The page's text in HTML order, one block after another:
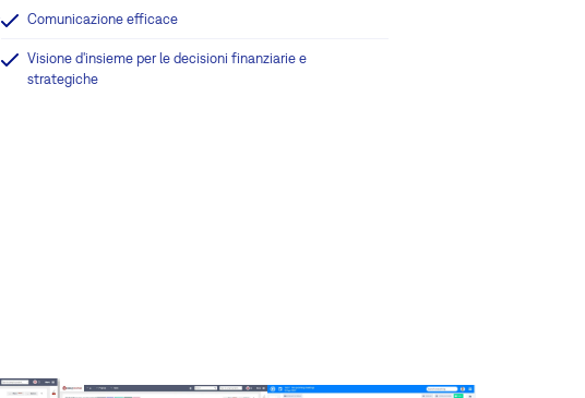
Comunicazione efficace
Visione d'insieme per le decisioni finanziarie e
strategiche